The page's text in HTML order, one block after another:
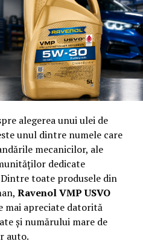
alegerea unui ulei de
unul dintre numele care
mecanicilor, ale
dedicate
toate produsele din
Ravenol VMP USVO
mai apreciate datorită
și numărului mare de
auto.